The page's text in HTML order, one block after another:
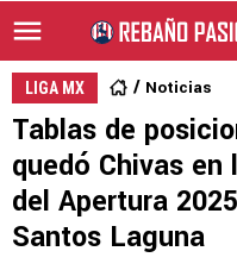
LIGA MX Noticias
Tablas de
quedó Chivas
del Apertura
Santos Laguna